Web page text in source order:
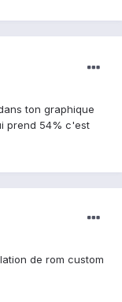
ton graphique
prend 54% c'est
de rom custom